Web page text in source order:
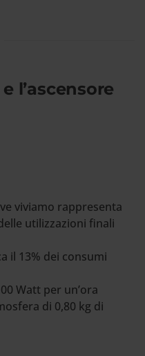
l’ascensore
viviamo rappresenta
utilizzazioni finali
il 13% dei consumi
Watt per un’ora
di 0,80 kg di